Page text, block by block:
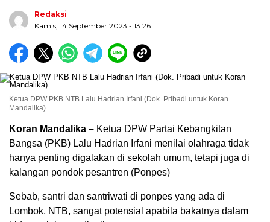
Redaksi
Kamis, 14 September 2023 - 13:26
Ketua DPW PKB NTB Lalu Hadrian Irfani (Dok. Pribadi untuk Koran
Mandalika)
Koran Mandalika – Ketua DPW Partai Kebangkitan
Bangsa (PKB) Lalu Hadrian Irfani menilai olahraga tidak
hanya penting digalakan di sekolah umum, tetapi juga di
kalangan pondok pesantren (Ponpes)
Sebab, santri dan santriwati di ponpes yang ada di
Lombok, NTB, sangat potensial apabila bakatnya dalam